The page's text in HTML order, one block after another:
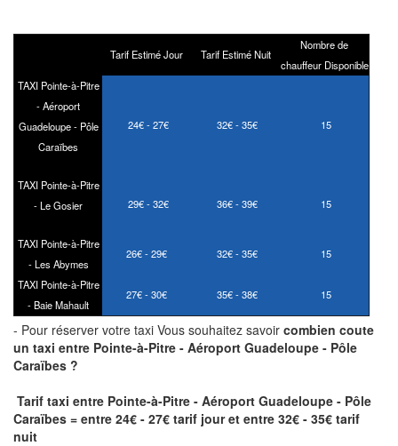
Tarif Estimé Jour Tarif Estimé Nuit
Nombre de
chauffeur Disponible
TAXI Pointe-à-Pitre
- Aéroport
Guadeloupe - Pôle
Caraïbes
24€ - 27€ 32€ - 35€ 15
TAXI Pointe-à-Pitre
- Le Gosier
29€ - 32€ 36€ - 39€ 15
TAXI Pointe-à-Pitre
- Les Abymes
26€ - 29€ 32€ - 35€ 15
TAXI Pointe-à-Pitre
- Baie Mahault
27€ - 30€ 35€ - 38€ 15
- Pour réserver votre taxi Vous souhaitez savoir combien coute
un taxi entre Pointe-à-Pitre - Aéroport Guadeloupe - Pôle
Caraïbes ?
Tarif taxi entre Pointe-à-Pitre - Aéroport Guadeloupe - Pôle
Caraïbes = entre 24€ - 27€ tarif jour et entre 32€ - 35€ tarif
nuit